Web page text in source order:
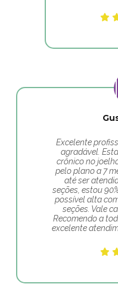
Excelente
agradável.
crônico no
pelo plano a 7
até ser
seções, estou
possível alta
seções. Vale
Recomendo a
excelente